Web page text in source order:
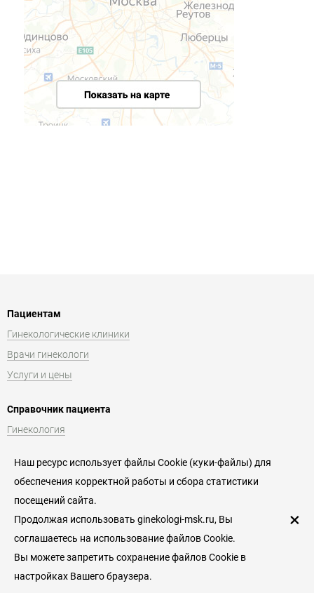
Пациентам
Гинекологические клиники
Врачи гинекологи
Услуги и цены
Справочник пациента
Гинекология
Симптомы заболеваний
Лечение заболеваний
Врачам и клиникам
Добавить клинику
Наш ресурс использует файлы Cookie (куки-файлы) для
обеспечения корректной работы и сбора статистики
посещений сайта.
Продолжая использовать ginekologi-msk.ru, Вы
соглашаетесь на использование файлов Cookie.
Вы можете запретить сохранение файлов Cookie в
настройках Вашего браузера.
×